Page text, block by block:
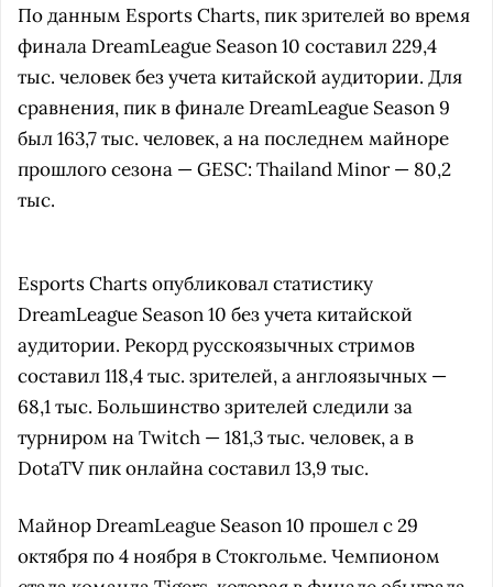
По данным Esports Charts, пик зрителей во время
финала DreamLeague Season 10 составил 229,4
тыс. человек без учета китайской аудитории. Для
сравнения, пик в финале DreamLeague Season 9
был 163,7 тыс. человек, а на последнем майноре
прошлого сезона — GESC: Thailand Minor — 80,2
тыс.
Esports Charts опубликовал статистику
DreamLeague Season 10 без учета китайской
аудитории. Рекорд русскоязычных стримов
составил 118,4 тыс. зрителей, а англоязычных —
68,1 тыс. Большинство зрителей следили за
турниром на Twitch — 181,3 тыс. человек, а в
DotaTV пик онлайна составил 13,9 тыс.
Майнор DreamLeague Season 10 прошел с 29
октября по 4 ноября в Стокгольме. Чемпионом